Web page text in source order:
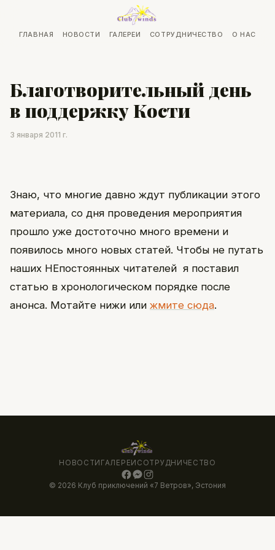
ГЛАВНАЯ НОВОСТИ ГАЛЕРЕИ СОТРУДНИЧЕСТВО О НАС
Благотворительный день
в поддержку Кости
3 января 2011 г.
Знаю, что многие давно ждут публикации этого
материала, со дня проведения мероприятия
прошло уже достоточно много времени и
появилось много новых статей. Чтобы не путать
наших НЕпостоянных читателей я поставил
статью в хронологическом порядке после
анонса. Мотайте нижи или жмите сюда.
НОВОСТИ ГАЛЕРЕИ СОТРУДНИЧЕСТВО
© 2026 Клуб приключений «7 Ветров», Эстония